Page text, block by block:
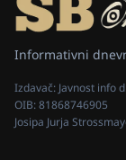
Informativni
Izdavač: Javnost info
OIB:81868746905
Josipa Jurja